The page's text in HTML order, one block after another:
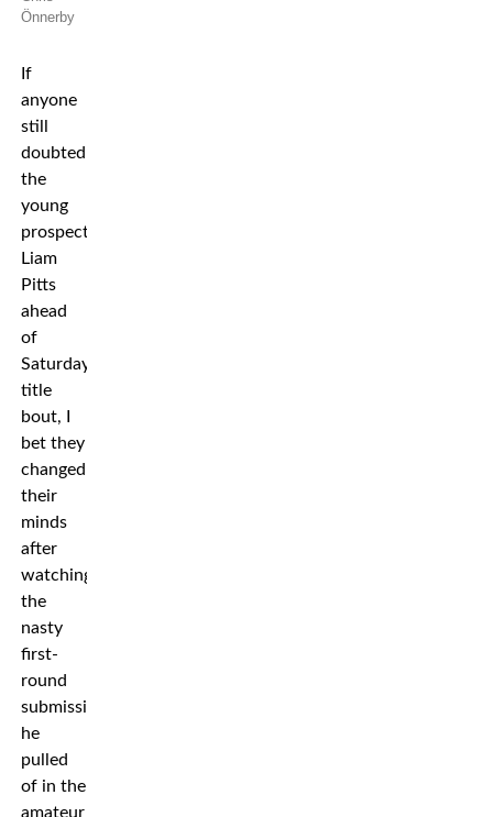
Önnerby
If
anyone
still
doubted
the
young
prospect
Liam
Pitts
ahead
of
Saturday’s
title
bout, I
bet they
changed
their
minds
after
watching
the
nasty
first-
round
submission
he
pulled
of in the
amateur